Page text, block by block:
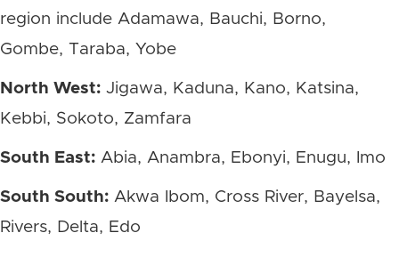
region include Adamawa, Bauchi, Borno,
Gombe, Taraba, Yobe
North West: Jigawa, Kaduna, Kano, Katsina,
Kebbi, Sokoto, Zamfara
South East: Abia, Anambra, Ebonyi, Enugu, Imo
South South: Akwa Ibom, Cross River, Bayelsa,
Rivers, Delta, Edo